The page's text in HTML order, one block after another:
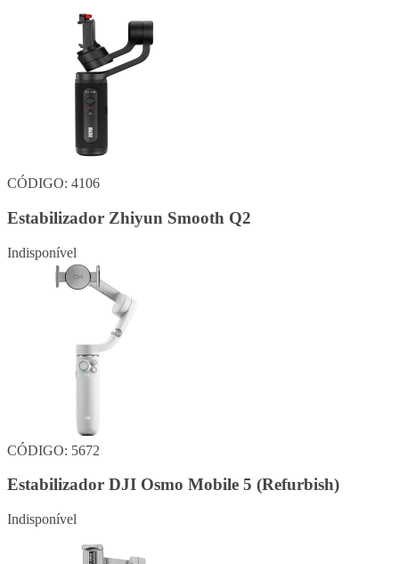
CÓDIGO: 4106
Estabilizador Zhiyun Smooth Q2
Indisponível
CÓDIGO: 5672
Estabilizador DJI Osmo Mobile 5 (Refurbish)
Indisponível